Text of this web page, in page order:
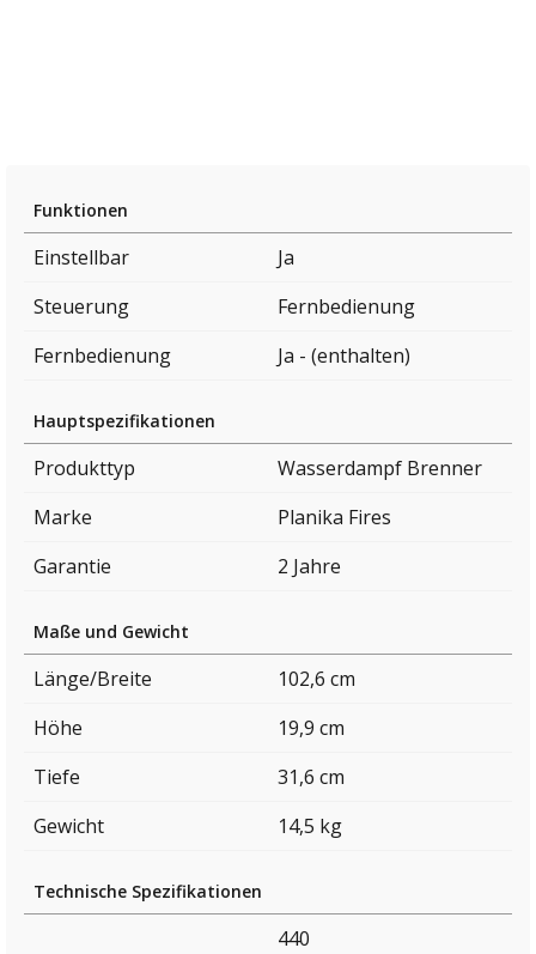
Funktionen
Einstellbar
Ja
Steuerung
Fernbedienung
Fernbedienung
Ja - (enthalten)
Hauptspezifikationen
Produkttyp
Wasserdampf Brenner
Marke
Planika Fires
Garantie
2 Jahre
Maße und Gewicht
Länge/Breite
102,6 cm
Höhe
19,9 cm
Tiefe
31,6 cm
Gewicht
14,5 kg
Technische Spezifikationen
440